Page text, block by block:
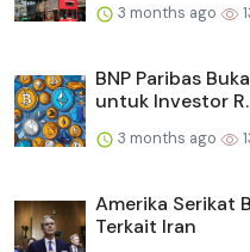
3 months ago
BNP Paribas
untuk Investor
3 months ago
Amerika Serikat
Terkait Iran